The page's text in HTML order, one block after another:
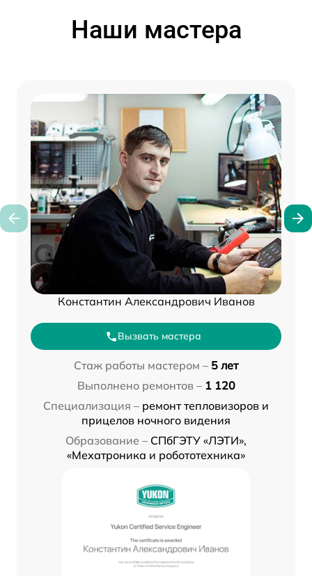
Наши мастера
Константин Александрович Иванов
Вызвать мастера
Стаж работы мастером – 5 лет
Выполнено ремонтов – 1 120
Специализация – ремонт тепловизоров и
прицелов ночного видения
Образование – СПбГЭТУ «ЛЭТИ»,
«Мехатроника и робототехника»